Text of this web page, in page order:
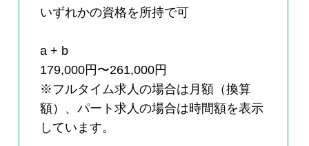
いずれかの資格を所持で可
a + b
179,000円〜261,000円
※フルタイム求人の場合は月額（換算
額）、パート求人の場合は時間額を表示
しています。